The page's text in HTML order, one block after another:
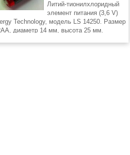
Литий-тионилхлоридный
элемент питания (3,6 V)
Technology, модель LS 14250. Размер
диаметр 14 мм, высота 25 мм.